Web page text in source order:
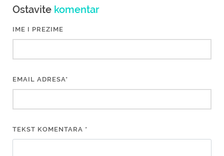
Ostavite komentar
IME I PREZIME
EMAIL ADRESA*
TEKST KOMENTARA *